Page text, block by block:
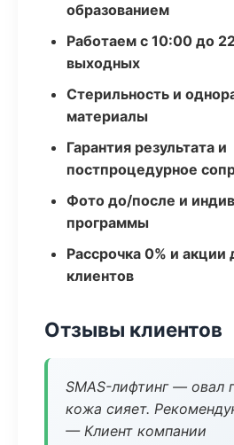
образованием
Работаем с 10:00 до
выходных
Стерильность и
материалы
Гарантия результата и
постпроцедурное
Фото до/после и
программы
Рассрочка 0% и акции
клиентов
Отзывы клиентов
SMAS-лифтинг — овал
кожа сияет.
— Клиент компании